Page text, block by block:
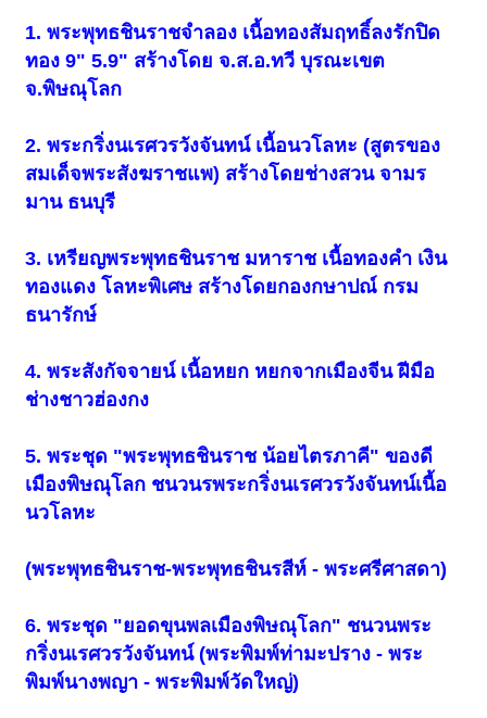
1. พระพุทธชินราชจำลอง เนื้อทองสัมฤทธิ์ลงรักปิด
ทอง 9" 5.9" สร้างโดย จ.ส.อ.ทวี บุรณะเขต
จ.พิษณุโลก
2. พระกริ่งนเรศวรวังจันทน์ เนื้อนวโลหะ (สูตรของ
สมเด็จพระสังฆราชแพ) สร้างโดยช่างสวน จามร
มาน ธนบุรี
3. เหรียญพระพุทธชินราช มหาราช เนื้อทองคำ เงิน
ทองแดง โลหะพิเศษ สร้างโดยกองกษาปณ์ กรม
ธนารักษ์
4. พระสังกัจจายน์ เนื้อหยก หยกจากเมืองจีน ฝีมือ
ช่างชาวฮ่องกง
5. พระชุด "พระพุทธชินราช น้อยไตรภาคี" ของดี
เมืองพิษณุโลก ชนวนรพระกริ่งนเรศวรวังจันทน์เนื้อ
นวโลหะ
(พระพุทธชินราช-พระพุทธชินรสีห์ - พระศรีศาสดา)
6. พระชุด "ยอดขุนพลเมืองพิษณุโลก" ชนวนพระ
กริ่งนเรศวรวังจันทน์ (พระพิมพ์ท่ามะปราง - พระ
พิมพ์นางพญา - พระพิมพ์วัดใหญ่)